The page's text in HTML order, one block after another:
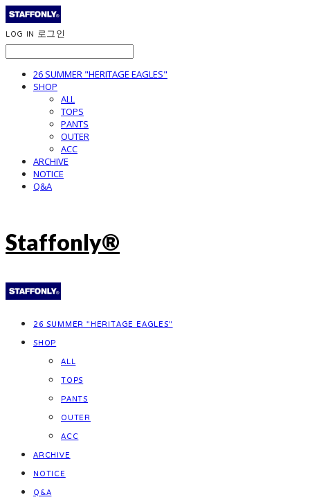
LOG IN 로그인
26 SUMMER "HERITAGE EAGLES"
SHOP
ALL
TOPS
PANTS
OUTER
ACC
ARCHIVE
NOTICE
Q&A
Staffonly®
26 SUMMER "HERITAGE EAGLES"
SHOP
ALL
TOPS
PANTS
OUTER
ACC
ARCHIVE
NOTICE
Q&A